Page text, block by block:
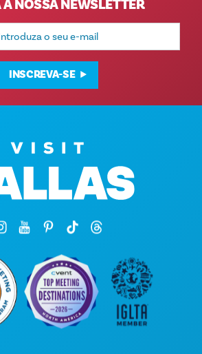
A NOSSA NEWSLETTER
INSCREVA-SE